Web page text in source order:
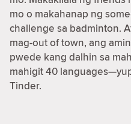
mo o makahanap ng
challenge sa badminton.
mag-out of town, ang
pwede kang dalhin sa
mahigit 40
Tinder.